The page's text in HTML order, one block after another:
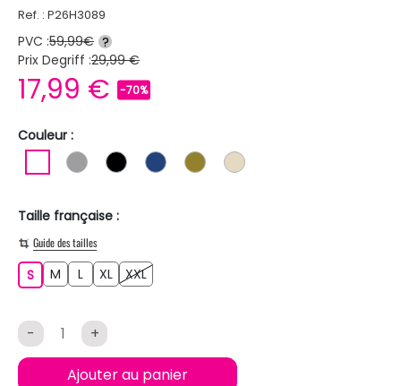
Ref. : P26H3089
PVC :59,99€ ?
Prix Degriff :29,99 €
17,99 € -70%
Couleur :
BLANCGRIS NOIR BLEU FONCE
KAKI BEIGE
Taille française :
Guide des tailles
SS M L XL XXLXXL
- +
Ajouter au panier